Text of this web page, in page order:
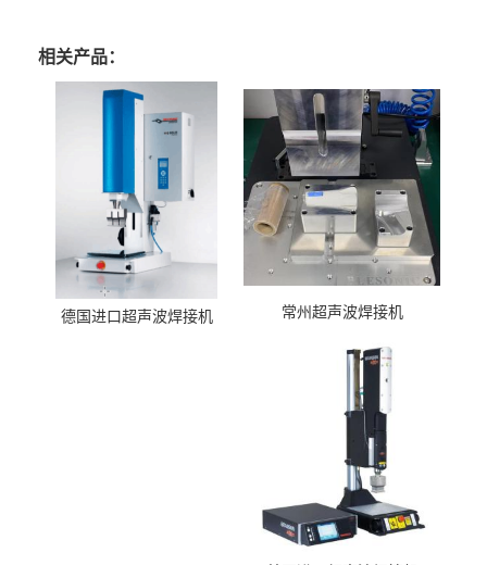
相关产品：
德国进口超声波焊接机 常州超声波焊接机